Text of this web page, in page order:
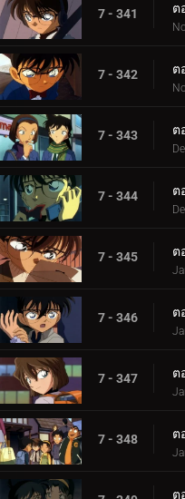
7 - 341
7 - 342
7 - 343
7 - 344
7 - 345
7 - 346
7 - 347
7 - 348